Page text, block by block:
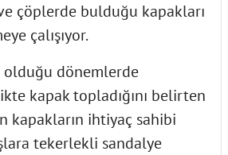
çöplerde bulduğu kapakları
çalışıyor.
olduğu dönemlerde
kapak topladığını belirten
kapakların ihtiyaç sahibi
tekerlekli sandalye